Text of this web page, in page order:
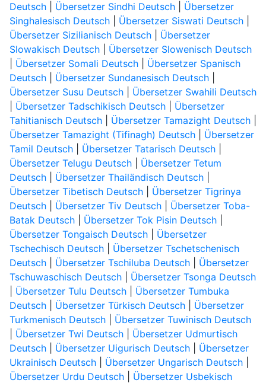
Deutsch| Übersetzer Sindhi Deutsch| Übersetzer
Singhalesisch Deutsch| Übersetzer Siswati Deutsch|
Übersetzer Sizilianisch Deutsch| Übersetzer
Slowakisch Deutsch| Übersetzer Slowenisch Deutsch
Übersetzer Somali Deutsch| Übersetzer Spanisch
Deutsch| Übersetzer Sundanesisch Deutsch|
Übersetzer Susu Deutsch| Übersetzer Swahili Deutsch
Übersetzer Tadschikisch Deutsch| Übersetzer
Tahitianisch Deutsch| Übersetzer Tamazight Deutsch|
Übersetzer Tamazight (Tifinagh) Deutsch| Übersetzer
Tamil Deutsch| Übersetzer Tatarisch Deutsch|
Übersetzer Telugu Deutsch| Übersetzer Tetum
Deutsch| Übersetzer Thailändisch Deutsch|
Übersetzer Tibetisch Deutsch| Übersetzer Tigrinya
Deutsch| Übersetzer Tiv Deutsch| Übersetzer Toba-
Batak Deutsch| Übersetzer Tok Pisin Deutsch|
Übersetzer Tongaisch Deutsch| Übersetzer
Tschechisch Deutsch| Übersetzer Tschetschenisch
Deutsch| Übersetzer Tschiluba Deutsch| Übersetzer
Tschuwaschisch Deutsch| Übersetzer Tsonga Deutsch
Übersetzer Tulu Deutsch| Übersetzer Tumbuka
Deutsch| Übersetzer Türkisch Deutsch| Übersetzer
Turkmenisch Deutsch| Übersetzer Tuwinisch Deutsch
Übersetzer Twi Deutsch| Übersetzer Udmurtisch
Deutsch| Übersetzer Uigurisch Deutsch| Übersetzer
Ukrainisch Deutsch| Übersetzer Ungarisch Deutsch|
Übersetzer Urdu Deutsch| Übersetzer Usbekisch